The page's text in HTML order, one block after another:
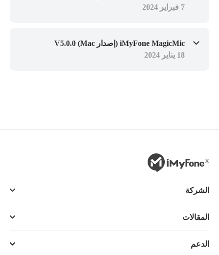
7 فبراير 2024
iMyFone MagicMic (إصدار Mac) V5.0.0
18 يناير 2024
الشركة
المقالات
الدعم